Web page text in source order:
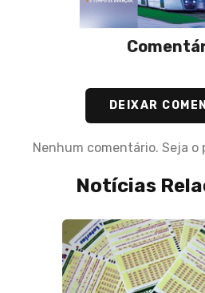
DEIXAR
Nenhum comentário. Seja o
Notícias